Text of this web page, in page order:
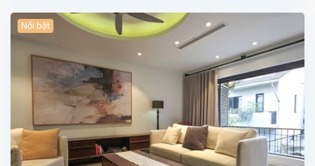
Nổi bật